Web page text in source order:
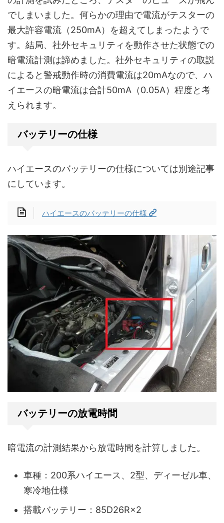
でしまいました。何らかの理由で電流がテスターの
最大許容電流（250mA）を超えてしまったようで
す。結局、社外セキュリティを動作させた状態での
暗電流計測は諦めました。社外セキュリティの取説
によると警戒動作時の消費電流は20mAなので、ハ
イエースの暗電流は合計50mA（0.05A）程度と考
えられます。
バッテリーの仕様
ハイエースのバッテリーの仕様については別途記事
にしています。
ハイエースのバッテリーの仕様
バッテリーの放電時間
暗電流の計測結果から放電時間を計算しました。
車種：200系ハイエース、2型、ディーゼル車、
寒冷地仕様
搭載バッテリー：85D26R×2